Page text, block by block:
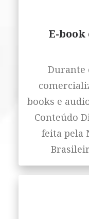
E-book
Durante
books e
Conteúdo
feita pela